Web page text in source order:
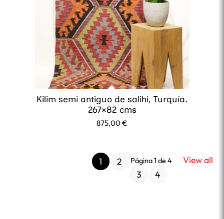
Kilim semi antiguo de salihi, Turquía.
267×82 cms
875,00€
Página 1 de 4
1
2
3
4
View all